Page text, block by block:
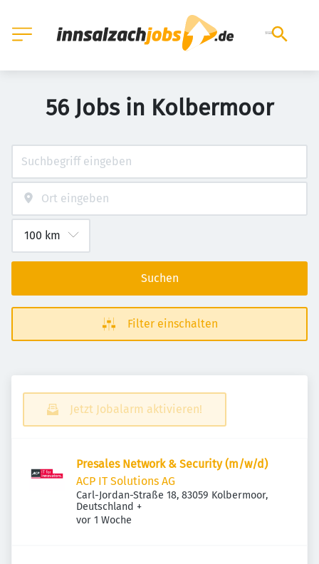
56 Jobs in Kolbermoor
Suchen
Filter einschalten
Jetzt Jobalarm aktivieren!
Presales Network & Security (m/w/d)
ACP IT Solutions AG
Carl-Jordan-Straße 18, 83059 Kolbermoor,
Deutschland +
Veröffentlicht
vor 1 Woche